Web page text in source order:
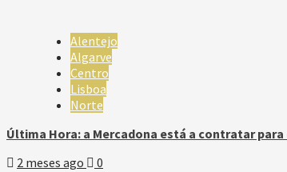
Alentejo
Algarve
Centro
Lisboa
Norte
Última Hora: a Mercadona está a contratar
2 meses ago
0